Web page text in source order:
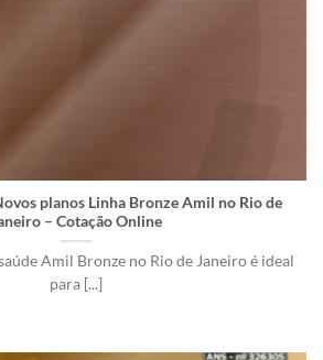
planos Linha Bronze Amil no Rio de
– Cotação Online
Amil Bronze no Rio de Janeiro é ideal
para [...]